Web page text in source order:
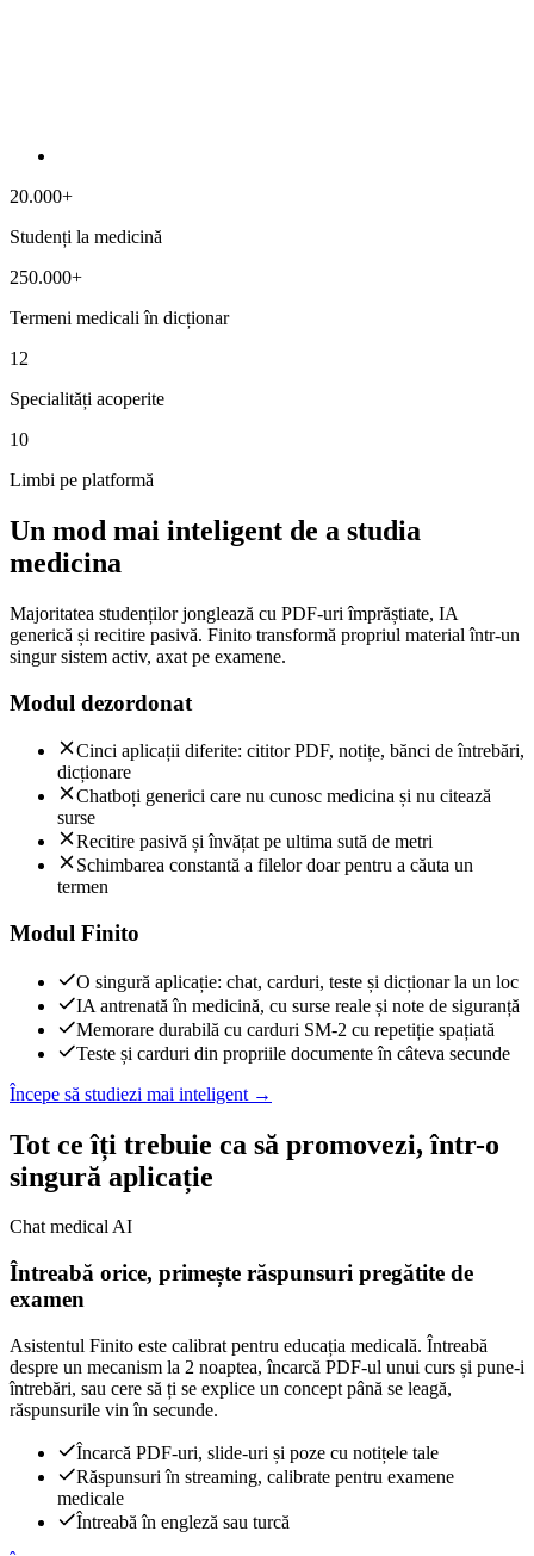
20.000+
Studenți la medicină
250.000+
Termeni medicali în dicționar
12
Specialități acoperite
10
Limbi pe platformă
Un mod mai inteligent de a studia
medicina
Majoritatea studenților jonglează cu PDF-uri împrăștiate, IA
generică și recitire pasivă. Finito transformă propriul material într-un
singur sistem activ, axat pe examene.
Modul dezordonat
Cinci aplicații diferite: cititor PDF, notițe, bănci de întrebări,
dicționare
Chatboți generici care nu cunosc medicina și nu citează
surse
Recitire pasivă și învățat pe ultima sută de metri
Schimbarea constantă a filelor doar pentru a căuta un
termen
Modul Finito
O singură aplicație: chat, carduri, teste și dicționar la un loc
IA antrenată în medicină, cu surse reale și note de siguranță
Memorare durabilă cu carduri SM-2 cu repetiție spațiată
Teste și carduri din propriile documente în câteva secunde
Începe să studiezi mai inteligent →
Tot ce îți trebuie ca să promovezi, într-o
singură aplicație
Chat medical AI
Întreabă orice, primește răspunsuri pregătite de
examen
Asistentul Finito este calibrat pentru educația medicală. Întreabă
despre un mecanism la 2 noaptea, încarcă PDF-ul unui curs și pune-i
întrebări, sau cere să ți se explice un concept până se leagă,
răspunsurile vin în secunde.
Încarcă PDF-uri, slide-uri și poze cu notițele tale
Răspunsuri în streaming, calibrate pentru examene
medicale
Întreabă în engleză sau turcă